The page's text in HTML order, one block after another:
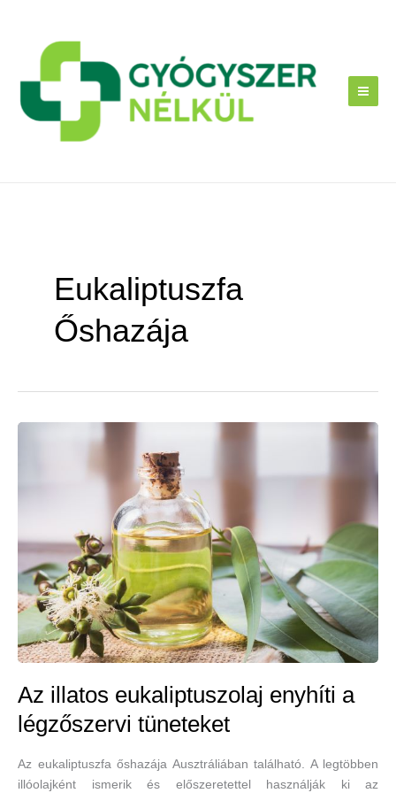
Eukaliptuszfa
Őshazája
Az illatos eukaliptuszolaj enyhíti a
légzőszervi tüneteket
Az eukaliptuszfa őshazája Ausztráliában található. A legtöbben
illóolajként ismerik és előszeretettel használják ki az